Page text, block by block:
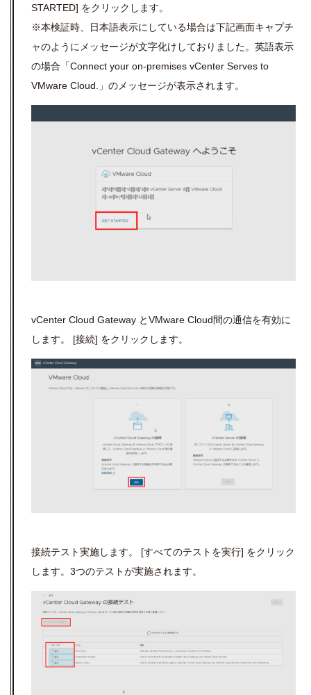
STARTED] をクリックします。
※本検証時、日本語表示にしている場合は下記画面キャプチ
ャのようにメッセージが文字化けしておりました。英語表示
の場合「Connect your on-premises vCenter Serves to
VMware Cloud.」のメッセージが表示されます。
vCenter Cloud Gateway とVMware Cloud間の通信を有効に
します。 [接続] をクリック します。
接続テスト実施します。 [すべてのテストを実行] をクリック
します。 3つのテストが実施されます。